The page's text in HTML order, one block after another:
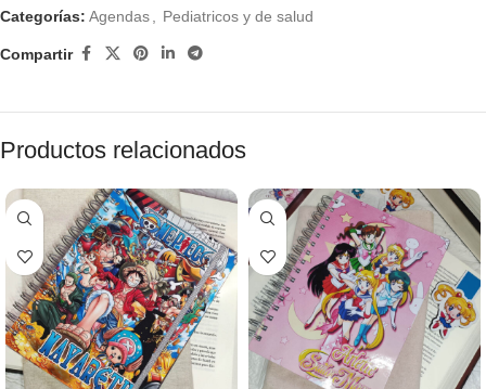
Categorías: Agendas, Pediatricos y de salud
Compartir
Productos relacionados